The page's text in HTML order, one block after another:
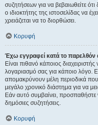
συζητήσεων για να βεβαιωθείτε
ο ιδιοκτήτης της ιστοσελίδας να
χρειάζεται να το διορθώσει.
Κορυφή
Έχω εγγραφεί κατά το
Είναι πιθανό κάποιος
λογαριασμό σας για κάποιο λόγο.
απομακρύνουν μέλη περιοδικά
μεγάλο χρονικό διάστημα για να
Εάν αυτό συμβαίνει, προσπαθήστε
δημόσιες συζητήσεις.
Κορυφή